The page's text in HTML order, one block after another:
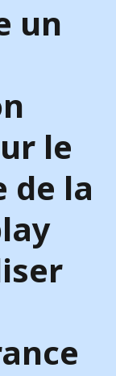
un
le
de la